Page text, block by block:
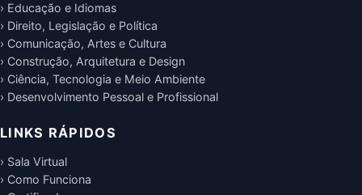
› Educação e Idiomas
› Direito, Legislação e Política
› Comunicação, Artes e Cultura
› Construção, Arquitetura e Design
› Ciência, Tecnologia e Meio Ambiente
› Desenvolvimento Pessoal e Profissional
LINKS RÁPIDOS
› Sala Virtual
› Como Funciona